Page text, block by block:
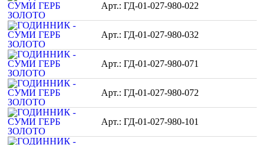
ГД-01-027-980-022
ГД-01-027-980-032
ГД-01-027-980-071
ГД-01-027-980-072
ГД-01-027-980-101